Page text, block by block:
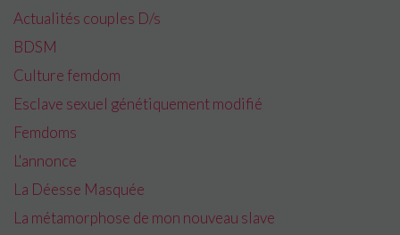
Actualités couples D/s
BDSM
Culture femdom
Esclave sexuel génétiquement modifié
Femdoms
L'annonce
La Déesse Masquée
La métamorphose de mon nouveau slave